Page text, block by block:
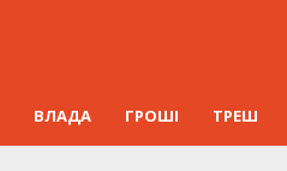
ВЛАДА ГРОШІ ТРЕШ